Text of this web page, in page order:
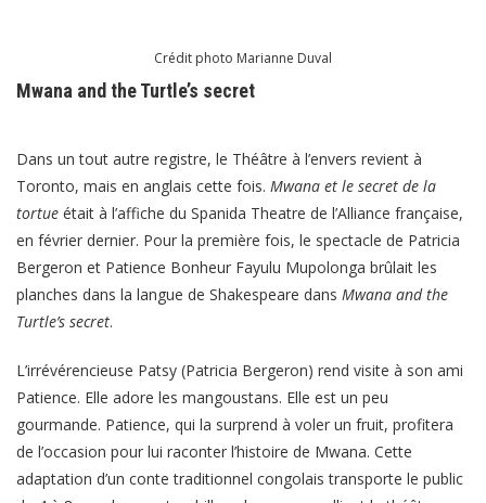
Crédit photo Marianne Duval
Mwana and the Turtle’s secret
Dans un tout autre registre, le Théâtre à l’envers revient à
Toronto, mais en anglais cette fois. Mwana et le secret de la
tortue était à l’affiche du Spanida Theatre de l’Alliance française,
en février dernier. Pour la première fois, le spectacle de Patricia
Bergeron et Patience Bonheur Fayulu Mupolonga brûlait les
planches dans la langue de Shakespeare dans Mwana and the
Turtle’s secret.
L’irrévérencieuse Patsy (Patricia Bergeron) rend visite à son ami
Patience. Elle adore les mangoustans. Elle est un peu
gourmande. Patience, qui la surprend à voler un fruit, profitera
de l’occasion pour lui raconter l’histoire de Mwana. Cette
adaptation d’un conte traditionnel congolais transporte le public